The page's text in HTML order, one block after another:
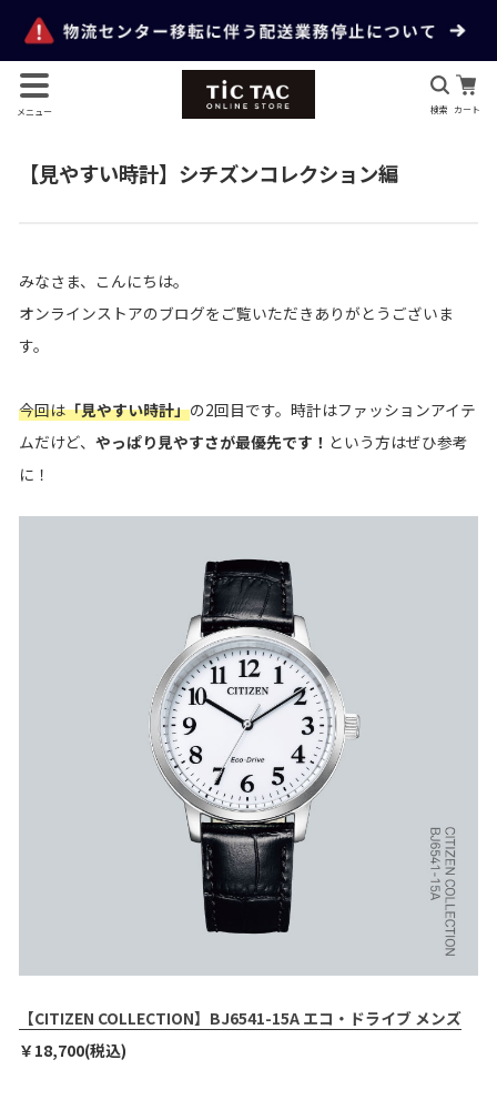
メニュー 検索 カート
【見やすい時計】シチズンコレクション編
みなさま、こんにちは。
オンラインストアのブログをご覧いただきありがとうございま
す。
今回は「見やすい時計」の2回目です。時計はファッションアイテ
ムだけど、やっぱり見やすさが最優先です！ という方はぜひ参考
に！
【CITIZEN COLLECTION】BJ6541-15A エコ・ドライブ メンズ
￥18,700(税込)